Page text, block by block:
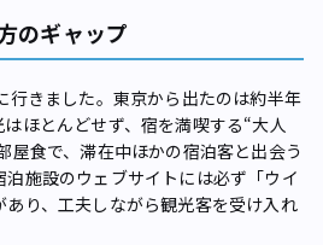
のギャップ
きました。東京から出たのは約半年
ほとんどせず、宿を満喫する“大人
屋食で、滞在中ほかの宿泊客と出会う
施設のウェブサイトには必ず「ウイ
り、工夫しながら観光客を受け入れ